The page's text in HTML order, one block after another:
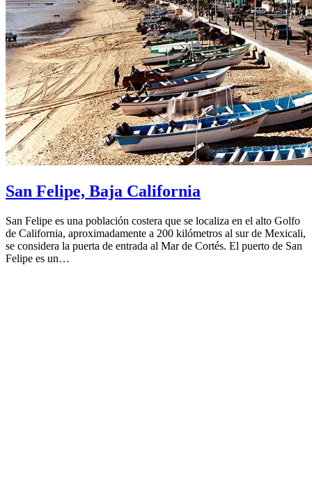
San Felipe, Baja California
San Felipe es una población costera que se localiza en el alto Golfo
de California, aproximadamente a 200 kilómetros al sur de Mexicali,
se considera la puerta de entrada al Mar de Cortés. El puerto de San
Felipe es un…